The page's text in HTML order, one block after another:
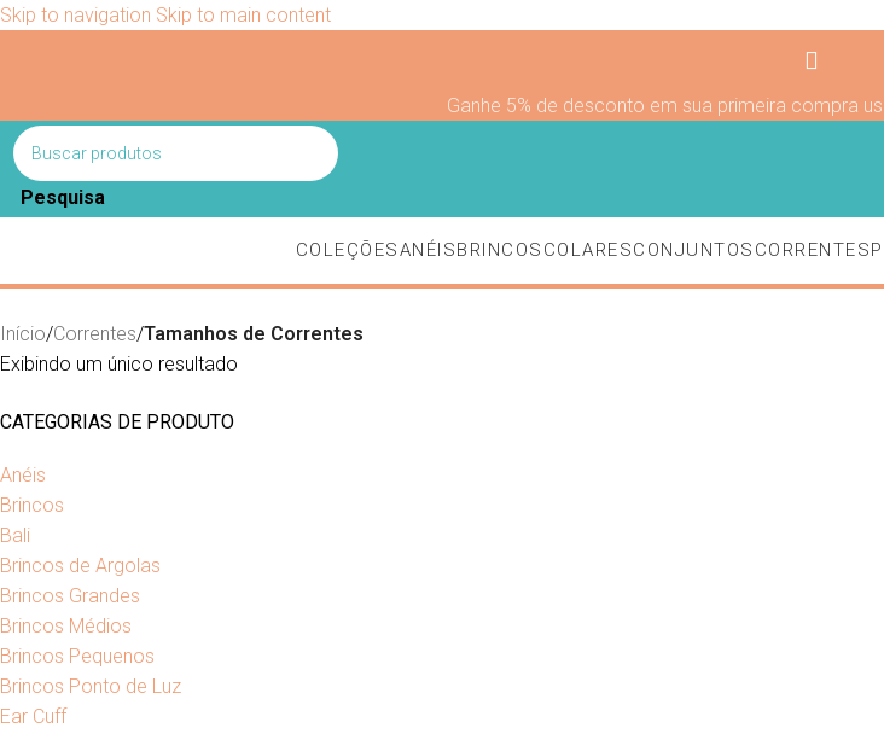
Skip to navigation Skip to main content
Ganhe 5% de desconto em sua primeira compra
Pesquisa
COLEÇÕESANÉISBRINCOS COLARESCONJUNTOS CORRENTES
Início/Correntes/Tamanhos de Correntes
Exibindo um único resultado
CATEGORIAS DE PRODUTO
Anéis
Brincos
Bali
Brincos de Argolas
Brincos Grandes
Brincos Médios
Brincos Pequenos
Brincos Ponto de Luz
Ear Cuff